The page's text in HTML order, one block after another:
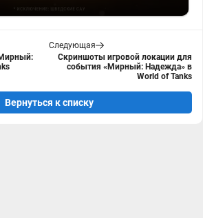
Следующая
Скриншоты игровой локации для
события «Мирный: Надежда» в
World of Tanks
Вернуться к списку